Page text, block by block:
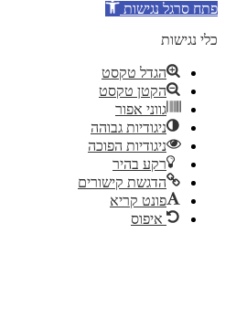
פתח סרגל נגישות
כלי נגישות
הגדל טקסט
הקטן טקסט
גווני אפור
ניגודיות גבוהה
ניגודיות הפוכה
רקע בהיר
הדגשת קישורים
פונט קריא
איפוס